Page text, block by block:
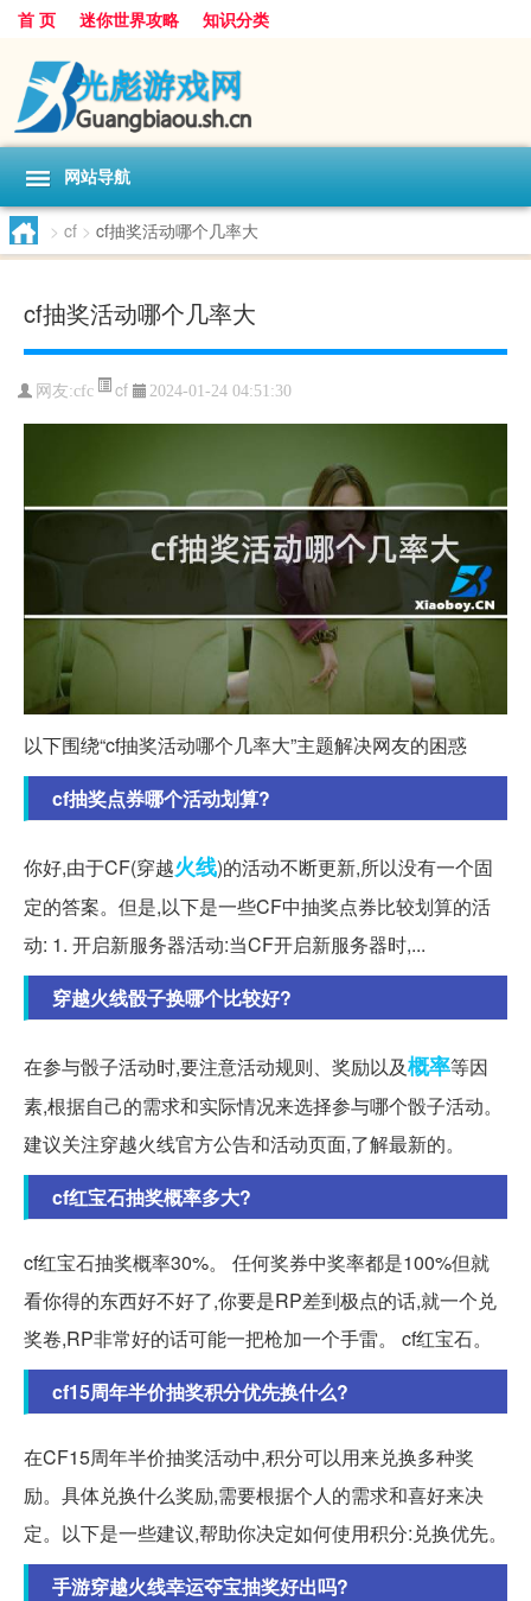
首 页 迷你世界攻略 知识分类
网站导航
> cf > cf抽奖活动哪个几率大
cf抽奖活动哪个几率大
网友:cfc cf 2024-01-24 04:51:30
以下围绕“cf抽奖活动哪个几率大”主题解决网友的困惑
cf抽奖点券哪个活动划算?
你好,由于CF(穿越火线)的活动不断更新,所以没有一个固
定的答案。但是,以下是一些CF中抽奖点券比较划算的活
动: 1. 开启新服务器活动:当CF开启新服务器时,...
穿越火线骰子换哪个比较好?
在参与骰子活动时,要注意活动规则、奖励以及概率等因
素,根据自己的需求和实际情况来选择参与哪个骰子活动。
建议关注穿越火线官方公告和活动页面,了解最新的。
cf红宝石抽奖概率多大?
cf红宝石抽奖概率30%。 任何奖券中奖率都是100%但就
看你得的东西好不好了,你要是RP差到极点的话,就一个兑
奖卷,RP非常好的话可能一把枪加一个手雷。 cf红宝石。
cf15周年半价抽奖积分优先换什么?
在CF15周年半价抽奖活动中,积分可以用来兑换多种奖
励。具体兑换什么奖励,需要根据个人的需求和喜好来决
定。以下是一些建议,帮助你决定如何使用积分:兑换优先。
手游穿越火线幸运夺宝抽奖好出吗?